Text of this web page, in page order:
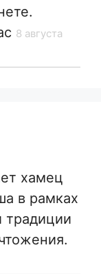
8 августа
хамец
в рамках
традиции